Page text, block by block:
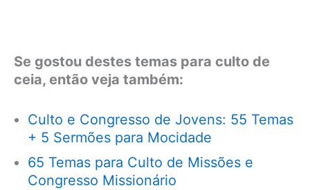
Se gostou destes temas para culto de
ceia, então veja também:
Culto e Congresso de Jovens: 55 Temas
+ 5 Sermões para Mocidade
65 Temas para Culto de Missões e
Congresso Missionário